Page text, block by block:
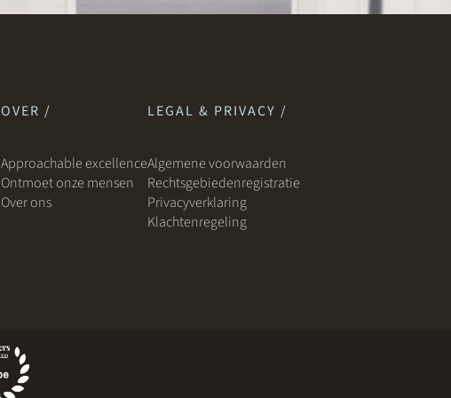
OVER /
Approachable excellence
Ontmoet onze mensen
Over ons
LEGAL & PRIVACY /
Algemene voorwaarden
Rechtsgebiedenregistratie
Privacyverklaring
Klachtenregeling